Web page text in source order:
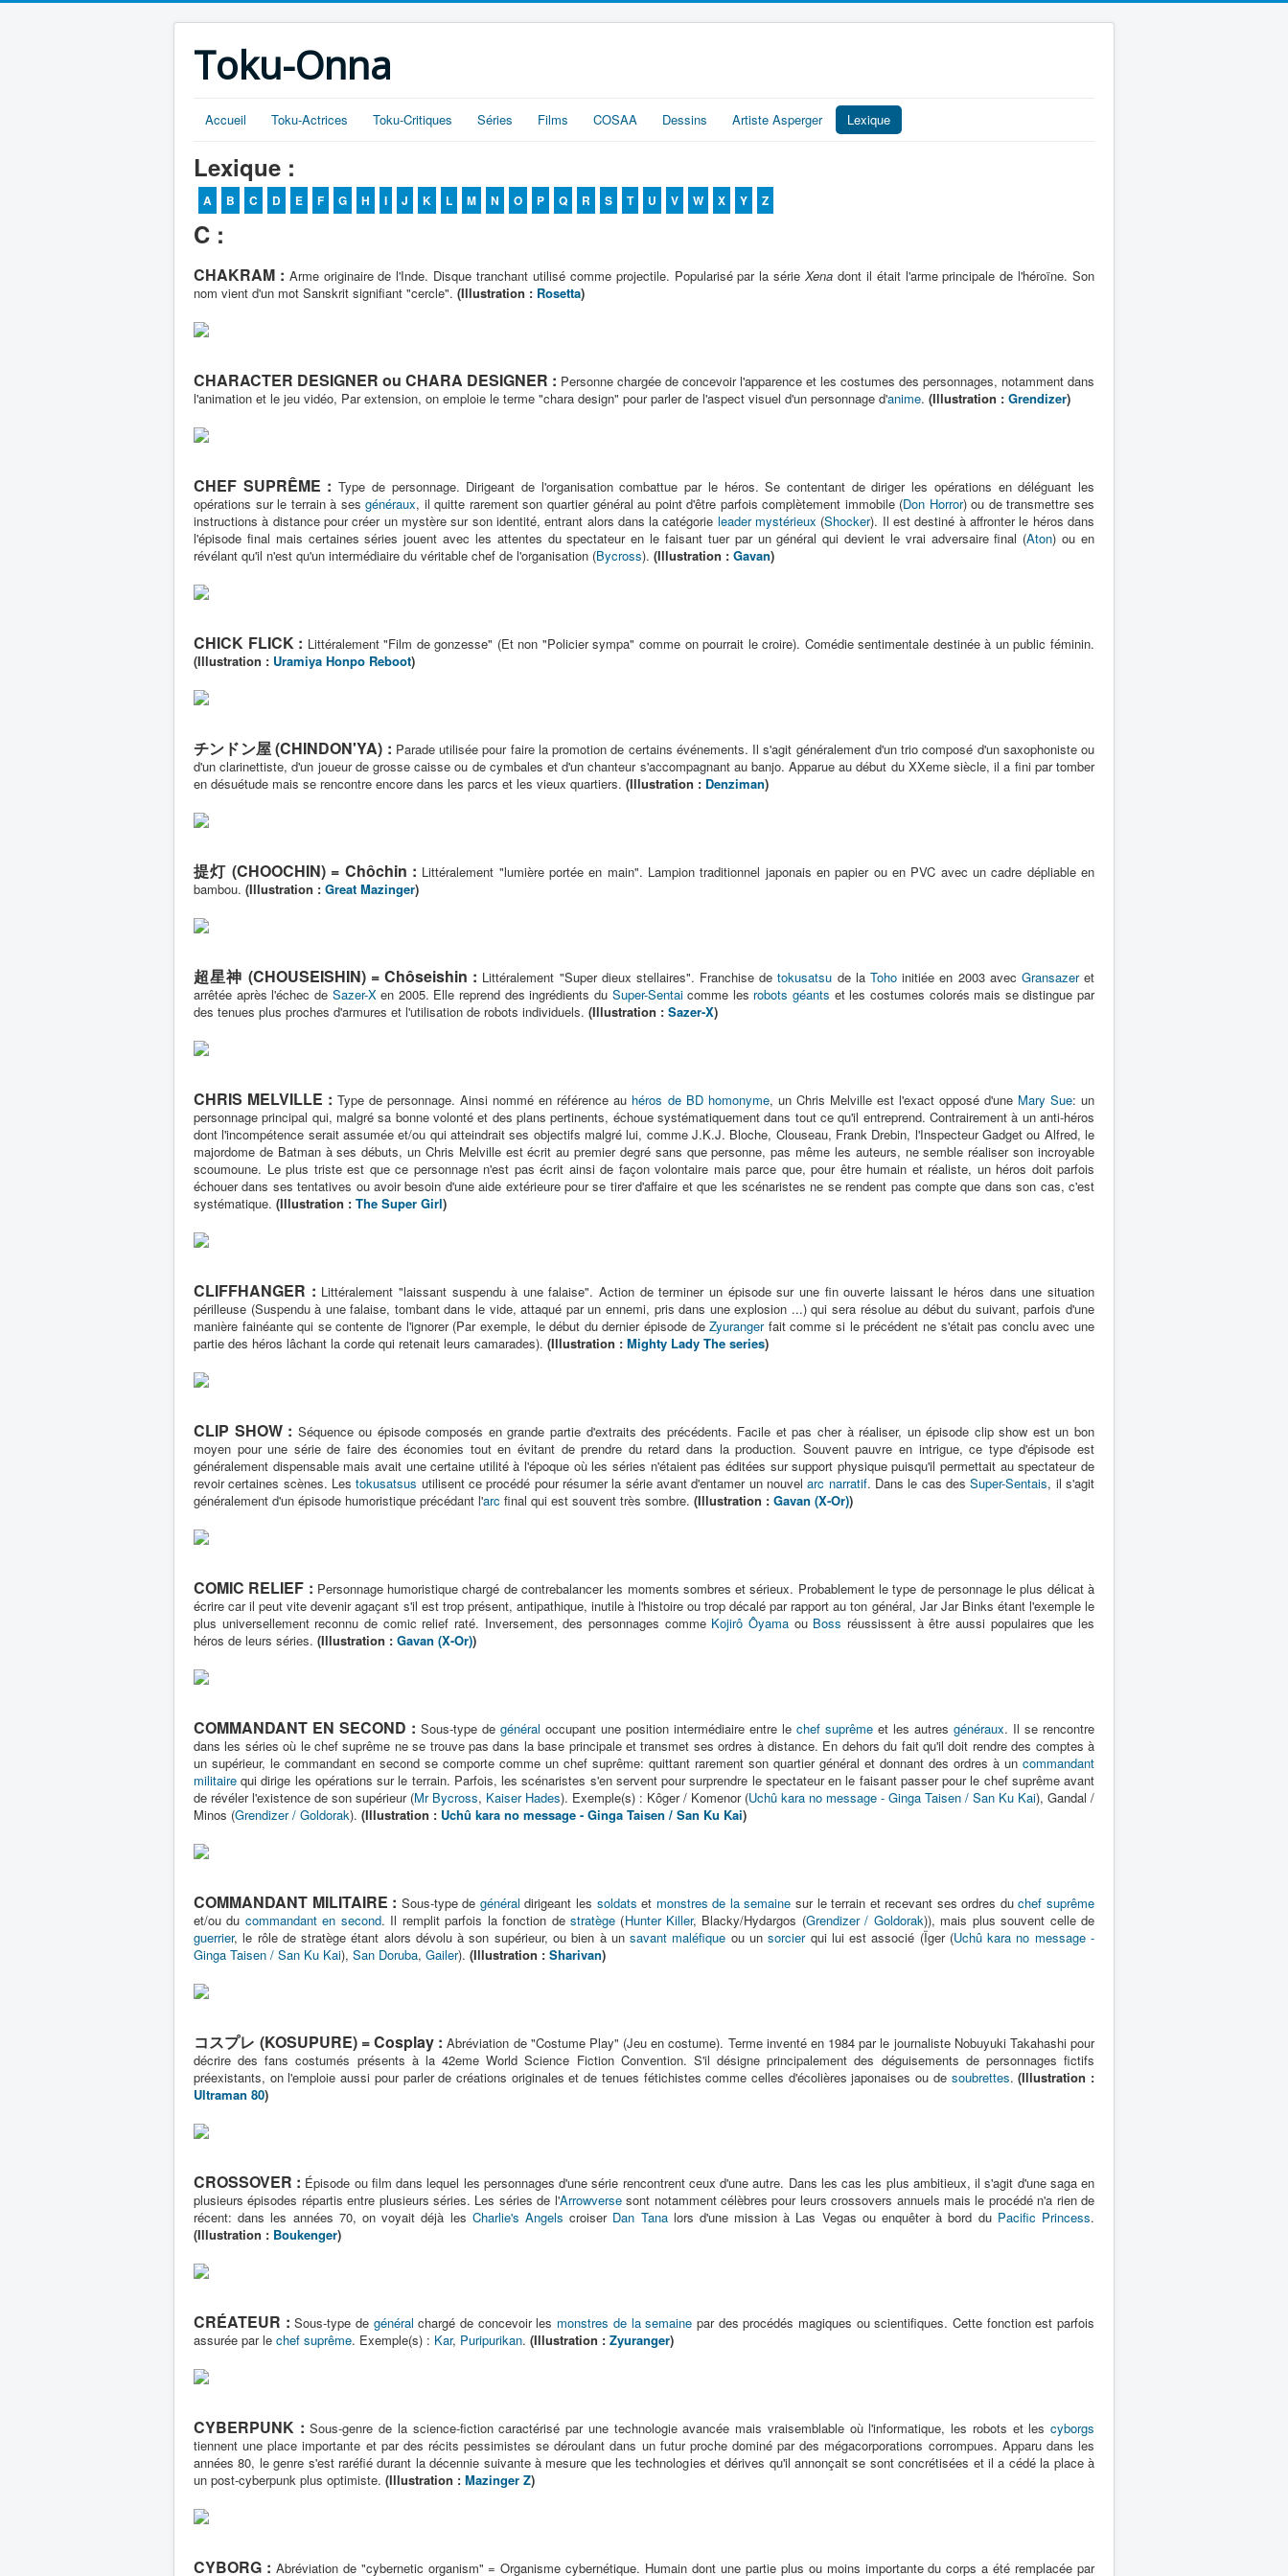
Toku-Onna
Accueil Toku-Actrices Toku-Critiques Séries Films COSAA Dessins Artiste Asperger Lexique
Lexique :
A B C D E F G H I J K L M N O P Q R S T U V W X Y Z
C :
CHAKRAM : Arme originaire de l'Inde. Disque tranchant utilisé comme projectile. Popularisé par la sérieXena dont il était l'arme principale de l'héroïne. Son
nom vient d'un mot Sanskrit signifiant "cercle". (Illustration : Rosetta)
CHARACTER DESIGNER ou CHARA DESIGNER : Personne chargée de concevoir l'apparence et les costumes des personnages, notamment dans
l'animation et le jeu vidéo, Par extension, on emploie le terme "chara design" pour parler de l'aspect visuel d'un personnage d'anime. (Illustration : Grendizer)
CHEF SUPRÊME :Type de personnage. Dirigeant de l'organisation combattue par le héros. Se contentant de diriger les opérations en déléguant les
opérations sur le terrain à sesgénéraux, il quitte rarement son quartier général au point d'être parfois complètement immobile (Don Horror) ou de transmettre ses
instructions à distance pour créer un mystère sur son identité, entrant alors dans la catégorie leader mystérieux (Shocker). Il est destiné à affronter le héros dans
l'épisode final mais certaines séries jouent avec les attentes du spectateur en le faisant tuer par un général qui devient le vrai adversaire final (Aton) ou en
révélant qu'il n'est qu'un intermédiaire du véritable chef de l'organisation (Bycross). (Illustration : Gavan)
CHICK FLICK : Littéralement "Film de gonzesse" (Et non "Policier sympa" comme on pourrait le croire). Comédie sentimentale destinée à un public féminin.
(Illustration : Uramiya Honpo Reboot)
チンドン屋 (CHINDON'YA) : Parade utilisée pour faire la promotion de certains événements. Il s'agit généralement d'un trio composé d'un saxophoniste ou
d'un clarinettiste, d'un joueur de grosse caisse ou de cymbales et d'un chanteur s'accompagnant au banjo. Apparue au début du XXeme siècle, il a fini par tomber
en désuétude mais se rencontre encore dans les parcs et les vieux quartiers. (Illustration : Denziman)
提灯 (CHOOCHIN) = Chôchin : Littéralement "lumière portée en main". Lampion traditionnel japonais en papier ou en PVC avec un cadre dépliable en
bambou. (Illustration : Great Mazinger)
超星神 (CHOUSEISHIN) = Chôseishin : Littéralement "Super dieux stellaires". Franchise detokusatsu de la Tohoinitiée en 2003 avec Gransazeret
arrêtée après l'échec de Sazer-Xen 2005. Elle reprend des ingrédients du Super-Sentaicomme les robots géants et les costumes colorés mais se distingue par
des tenues plus proches d'armures et l'utilisation de robots individuels. (Illustration : Sazer-X)
CHRIS MELVILLE :Type de personnage. Ainsi nommé en référence au héros de BD homonyme, un Chris Melville est l'exact opposé d'une Mary Sue: un
personnage principal qui, malgré sa bonne volonté et des plans pertinents, échoue systématiquement dans tout ce qu'il entreprend. Contrairement à un anti-héros
dont l'incompétence serait assumée et/ou qui atteindrait ses objectifs malgré lui, comme J.K.J. Bloche, Clouseau, Frank Drebin, l'Inspecteur Gadget ou Alfred, le
majordome de Batman à ses débuts, un Chris Melville est écrit au premier degré sans que personne, pas même les auteurs, ne semble réaliser son incroyable
scoumoune. Le plus triste est que ce personnage n'est pas écrit ainsi de façon volontaire mais parce que, pour être humain et réaliste, un héros doit parfois
échouer dans ses tentatives ou avoir besoin d'une aide extérieure pour se tirer d'affaire et que les scénaristes ne se rendent pas compte que dans son cas, c'est
systématique. (Illustration : The Super Girl)
CLIFFHANGER : Littéralement "laissant suspendu à une falaise". Action de terminer un épisode sur une fin ouverte laissant le héros dans une situation
périlleuse (Suspendu à une falaise, tombant dans le vide, attaqué par un ennemi, pris dans une explosion ...) qui sera résolue au début du suivant, parfois d'une
manière fainéante qui se contente de l'ignorer (Par exemple, le début du dernier épisode deZyurangerfait comme si le précédent ne s'était pas conclu avec une
partie des héros lâchant la corde qui retenait leurs camarades). (Illustration : Mighty Lady The series)
CLIP SHOW : Séquence ou épisode composés en grande partie d'extraits des précédents. Facile et pas cher à réaliser, un épisode clip show est un bon
moyen pour une série de faire des économies tout en évitant de prendre du retard dans la production. Souvent pauvre en intrigue, ce type d'épisode est
généralement dispensable mais avait une certaine utilité à l'époque où les séries n'étaient pas éditées sur support physique puisqu'il permettait au spectateur de
revoir certaines scènes. Lestokusatsus utilisent ce procédé pour résumer la série avant d'entamer un nouvelarc narratif. Dans le cas desSuper-Sentais, il s'agit
généralement d'un épisode humoristique précédant l'arc final qui est souvent très sombre. (Illustration : Gavan (X-Or))
COMIC RELIEF : Personnage humoristique chargé de contrebalancer les moments sombres et sérieux. Probablement le type de personnage le plus délicat à
écrire car il peut vite devenir agaçant s'il est trop présent, antipathique, inutile à l'histoire ou trop décalé par rapport au ton général, Jar Jar Binks étant l'exemple le
plus universellement reconnu de comic relief raté. Inversement, des personnages comme Kojirô Ôyama ou Boss réussissent à être aussi populaires que les
héros de leurs séries. (Illustration : Gavan (X-Or))
COMMANDANT EN SECOND : Sous-type de général occupant une position intermédiaire entre le chef suprême et les autres généraux. Il se rencontre
dans les séries où le chef suprême ne se trouve pas dans la base principale et transmet ses ordres à distance. En dehors du fait qu'il doit rendre des comptes à
un supérieur, le commandant en second se comporte comme un chef suprême: quittant rarement son quartier général et donnant des ordres à un commandant
militaire qui dirige les opérations sur le terrain. Parfois, les scénaristes s'en servent pour surprendre le spectateur en le faisant passer pour le chef suprême avant
de révéler l'existence de son supérieur (Mr Bycross, Kaiser Hades). Exemple(s) : Kôger / Komenor (Uchû kara no message - Ginga Taisen / San Ku Kai), Gandal /
Minos (Grendizer / Goldorak). (Illustration : Uchû kara no message - Ginga Taisen / San Ku Kai)
COMMANDANT MILITAIRE : Sous-type de général dirigeant les soldats et monstres de la semaine sur le terrain et recevant ses ordres duchef suprême
et/ou du commandant en second. Il remplit parfois la fonction destratège (Hunter Killer, Blacky/Hydargos (Grendizer / Goldorak)), mais plus souvent celle de
guerrier, le rôle de stratège étant alors dévolu à son supérieur, ou bien à unsavant maléfique ou unsorcierqui lui est associé (Ïger (Uchû kara no message -
Ginga Taisen / San Ku Kai), San Doruba, Gailer). (Illustration : Sharivan)
コスプレ (KOSUPURE) = Cosplay :Abréviation de "Costume Play" (Jeu en costume). Terme inventé en 1984 par le journaliste Nobuyuki Takahashi pour
décrire des fans costumés présents à la 42eme World Science Fiction Convention. S'il désigne principalement des déguisements de personnages fictifs
préexistants, on l'emploie aussi pour parler de créations originales et de tenues fétichistes comme celles d'écolières japonaises ou de soubrettes.(Illustration :
Ultraman 80)
CROSSOVER : Épisode ou film dans lequel les personnages d'une série rencontrent ceux d'une autre. Dans les cas les plus ambitieux, il s'agit d'une saga en
plusieurs épisodes répartis entre plusieurs séries. Les séries de l'Arrowversesont notamment célèbres pour leurs crossovers annuels mais le procédé n'a rien de
récent: dans les années 70, on voyait déjà les Charlie's Angels croiser Dan Tanalors d'une mission à Las Vegas ou enquêter à bord du Pacific Princess.
(Illustration : Boukenger)
CRÉATEUR :Sous-type de général chargé de concevoir les monstres de la semaine par des procédés magiques ou scientifiques. Cette fonction est parfois
assurée par le chef suprême. Exemple(s) : Kar, Puripurikan. (Illustration : Zyuranger)
CYBERPUNK :Sous-genre de la science-fiction caractérisé par une technologie avancée mais vraisemblable où l'informatique, les robots et lescyborgs
tiennent une place importante et par des récits pessimistes se déroulant dans un futur proche dominé par des mégacorporations corrompues. Apparu dans les
années 80, le genre s'est raréfié durant la décennie suivante à mesure que les technologies et dérives qu'il annonçait se sont concrétisées et il a cédé la place à
un post-cyberpunk plus optimiste. (Illustration : Mazinger Z)
CYBORG : Abréviation de "cybernetic organism" = Organisme cybernétique. Humain dont une partie plus ou moins importante du corps a été remplacée par